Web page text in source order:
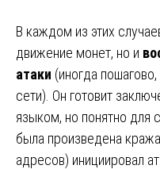
В каждом из этих
движение монет, но и
атаки (иногда
сети). Он готовит
языком, но понятно для
была произведена
адресов) инициировал